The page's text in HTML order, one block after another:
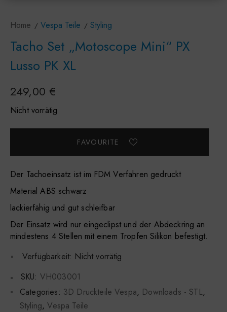
Home Vespa Teile Styling
Tacho Set „Motoscope Mini“ PX
Lusso PK XL
249,00 €
Nicht vorrätig
Der Tachoeinsatz ist im FDM Verfahren gedruckt
Material ABS schwarz
lackierfähig und gut schleifbar
Der Einsatz wird nur eingeclipst und der Abdeckring an
mindestens 4 Stellen mit einem Tropfen Silikon befestigt.
Verfügbarkeit: Nicht vorrätig
SKU: VH003001
Categories: 3D Druckteile Vespa, Downloads - STL,
Styling,Vespa Teile